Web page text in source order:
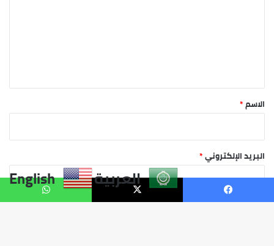
فيسبوك X واتساب
العربية English